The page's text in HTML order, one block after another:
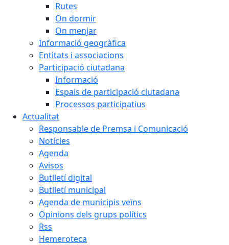
Rutes
On dormir
On menjar
Informació geogràfica
Entitats i associacions
Participació ciutadana
Informació
Espais de participació ciutadana
Processos participatius
Actualitat
Responsable de Premsa i Comunicació
Notícies
Agenda
Avisos
Butlletí digital
Butlletí municipal
Agenda de municipis veïns
Opinions dels grups polítics
Rss
Hemeroteca